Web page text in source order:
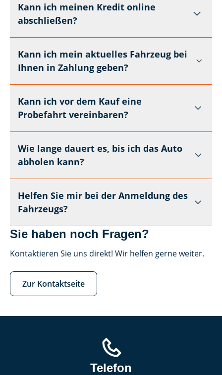
Kann ich meinen Kredit online
abschließen?
Kann ich mein aktuelles Fahrzeug bei
Ihnen in Zahlung geben?
Kann ich vor dem Kauf eine
Probefahrt vereinbaren?
Wie lange dauert es, bis ich das Auto
abholen kann?
Helfen Sie mir bei der Anmeldung des
Fahrzeugs?
Sie haben noch Fragen?
Kontaktieren Sie uns direkt! Wir helfen gerne weiter.
Zur Kontaktseite
Telefon